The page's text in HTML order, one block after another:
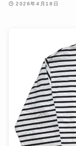
2026年4月18日